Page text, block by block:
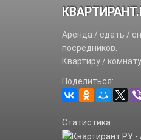
Аренда / сдать /
посредников.
Квартиру /
Поделиться:
Статистика: